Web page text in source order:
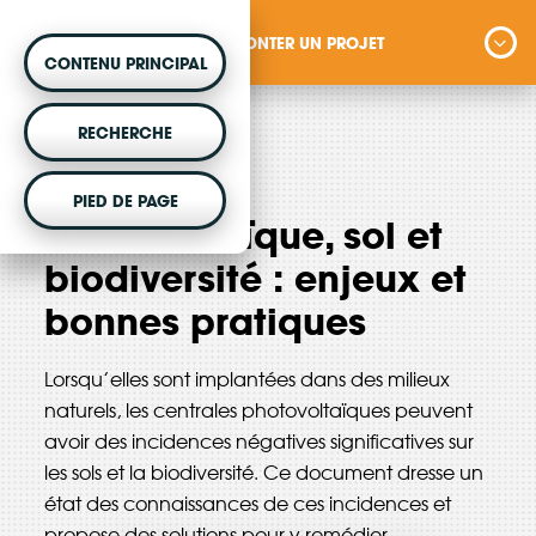
CONTENU PRINCIPAL
RECHERCHE
PIED DE PAGE
MONTER UN PROJET
Vous souhaitez être accompagné dans votre
projet d'énergie renouvelable citoyenne ?
VOTRE ARGENT AGIT
Vous souhaitez placer votre épargne au
service de la transition énergétique ?
DÉCOUVRIR
MONTER UN PROJET
avril 2023
Photovoltaïque, sol et
biodiversité : enjeux et
bonnes pratiques
Lorsqu’elles sont implantées dans des milieux
naturels, les centrales photovoltaïques peuvent
avoir des incidences négatives significatives sur
les sols et la biodiversité. Ce document dresse un
état des connaissances de ces incidences et